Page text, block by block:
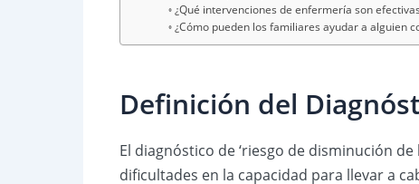
¿Qué intervenciones de enfermería son
¿Cómo pueden los familiares ayudar a alguien
Definición del
El diagnóstico de ‘riesgo de disminución
dificultades en la capacidad para llevar a